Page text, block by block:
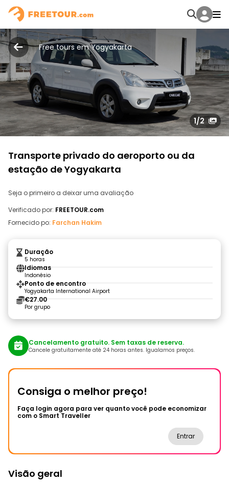
Free tours em Yogyakarta
1/2
Transporte privado do aeroporto ou da
estação de Yogyakarta
Seja o primeiro a deixar uma avaliação
Verificado por: FREETOUR.com
Fornecido po: Farchan Hakim
Duração
5 horas
Idiomas
Indonésio
Ponto de encontro
Yogyakarta International Airport
€27.00
Por grupo
Cancelamento gratuito. Sem taxas de reserva.
Cancele gratuitamente até 24 horas antes. Igualamos preços.
Consiga o melhor preço!
Faça login agora para ver quanto você pode economizar
com o Smart Traveller
Entrar
Visão geral